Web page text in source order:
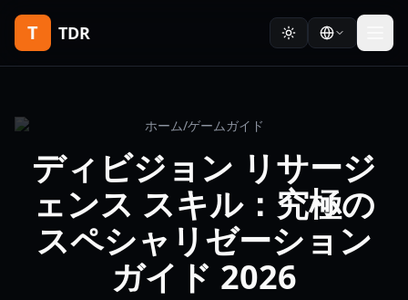
T TDR
ホーム/ゲームガイド
ディビジョン リサージ
ェンス スキル：究極の
スペシャリゼーション
ガイド 2026